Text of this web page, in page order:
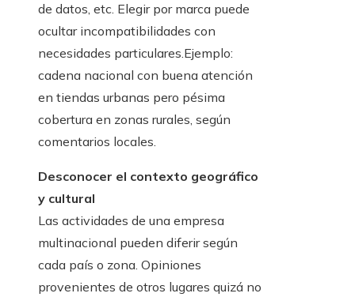
de datos, etc. Elegir por marca puede
ocultar incompatibilidades con
necesidades particulares.Ejemplo:
cadena nacional con buena atención
en tiendas urbanas pero pésima
cobertura en zonas rurales, según
comentarios locales.
Desconocer el contexto geográfico
y cultural
Las actividades de una empresa
multinacional pueden diferir según
cada país o zona. Opiniones
provenientes de otros lugares quizá no